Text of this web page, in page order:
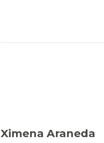
Ximena Araneda